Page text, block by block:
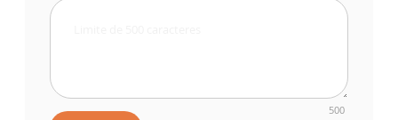
500